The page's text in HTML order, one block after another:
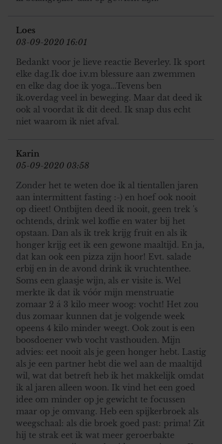
Loes
03-09-2020 16:01
Bedankt voor je lieve reactie Beverley. Ik sport
elke dag.Ik doe i.v.m blessure aan zwemmen
en elke dag doe ik yoga...Tevens ben
ik.overdag veel in beweging. Maar dat deed ik
ook al voordat ik dit deed. Ik snap dus echt
niet waarom ik niet afval.
Karin
05-09-2020 03:58
Zonder het te weten doe ik al tientallen jaren
aan intermittent fasting :-) en hoef ook nooit
op dieet! Ontbijten deed ik nooit, geen trek 's
ochtends, drink wel koffie en water bij het
opstaan. Dan als ik trek krijg fruit en als ik
honger krijg eet ik een gewone maaltijd. En ja,
dat kan ook een pizza zijn hoor! Evt. salade
erbij en in de avond drink ik vruchtenthee.
Soms een glaasje wijn, als er visite is. Wel
merkte ik dat ik vóór mijn menstruatie
zomaar 2 á 3 kilo meer woog: vocht! Het zou
dus zomaar kunnen dat je volgende week
opeens 4 kilo minder weegt. Ook zout is een
boosdoener vwb vocht vasthouden. Mijn
advies: eet nooit als je geen honger hebt. Lastig
als je een partner hebt die wel aan de maaltijd
wil, wat dat betreft heb ik het makkelijk omdat
ik al jaren alleen woon. Ik vind het een goed
idee om minder op je gewicht te focussen
maar op je omvang. Heb een spijkerbroek als
weegschaal: als die broek goed past: prima! Zit
hij te strak eet ik wat meer geroerbakte